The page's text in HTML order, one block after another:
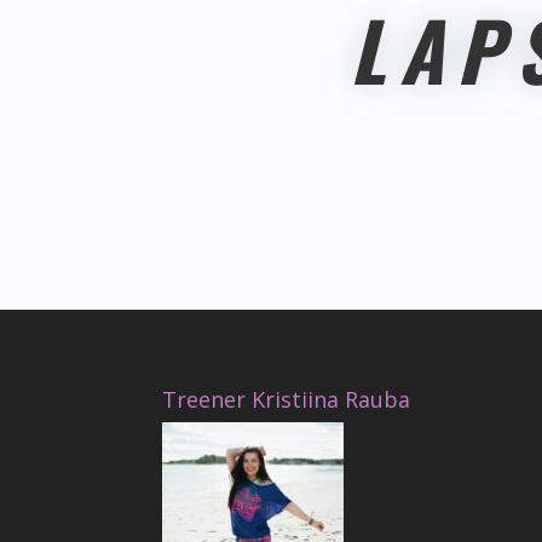
Treener Kristiina Rauba